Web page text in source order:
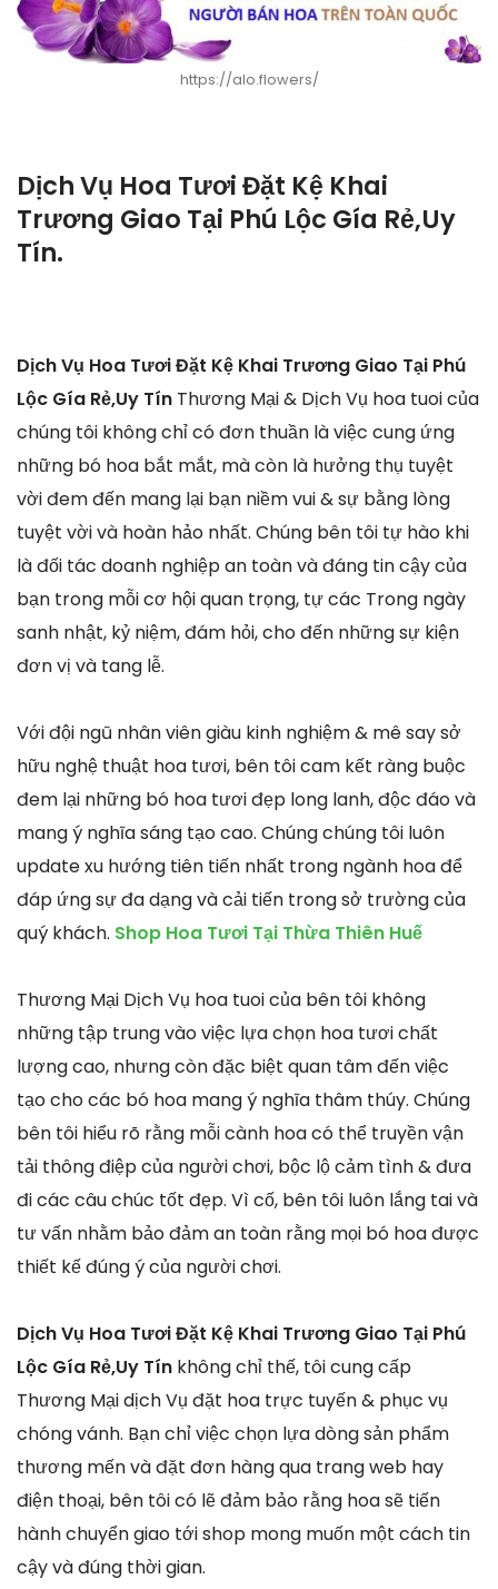
https://alo.flowers/
Dịch Vụ Hoa Tươi Đặt Kệ Khai
Trương Giao Tại Phú Lộc Gía Rẻ,Uy
Tín.
Dịch Vụ Hoa Tươi Đặt Kệ Khai Trương Giao Tại Phú
Lộc Gía Rẻ,Uy Tín Thương Mại & Dịch Vụ hoa tuoi của
chúng tôi không chỉ có đơn thuần là việc cung ứng
những bó hoa bắt mắt, mà còn là hưởng thụ tuyệt
vời đem đến mang lại bạn niềm vui & sự bằng lòng
tuyệt vời và hoàn hảo nhất. Chúng bên tôi tự hào khi
là đối tác doanh nghiệp an toàn và đáng tin cậy của
bạn trong mỗi cơ hội quan trọng, tự các Trong ngày
sanh nhật, kỷ niệm, đám hỏi, cho đến những sự kiện
đơn vị và tang lễ.
Với đội ngũ nhân viên giàu kinh nghiệm & mê say sở
hữu nghệ thuật hoa tươi, bên tôi cam kết ràng buộc
đem lại những bó hoa tươi đẹp long lanh, độc đáo và
mang ý nghĩa sáng tạo cao. Chúng chúng tôi luôn
update xu hướng tiên tiến nhất trong ngành hoa để
đáp ứng sự đa dạng và cải tiến trong sở trường của
quý khách. Shop Hoa Tươi Tại Thừa Thiên Huế
Thương Mại Dịch Vụ hoa tuoi của bên tôi không
những tập trung vào việc lựa chọn hoa tươi chất
lượng cao, nhưng còn đặc biệt quan tâm đến việc
tạo cho các bó hoa mang ý nghĩa thâm thúy. Chúng
bên tôi hiểu rõ rằng mỗi cành hoa có thể truyền vận
tải thông điệp của người chơi, bộc lộ cảm tình & đưa
đi các câu chúc tốt đẹp. Vì cố, bên tôi luôn lắng tai và
tư vấn nhằm bảo đảm an toàn rằng mọi bó hoa được
thiết kế đúng ý của người chơi.
Dịch Vụ Hoa Tươi Đặt Kệ Khai Trương Giao Tại Phú
Lộc Gía Rẻ,Uy Tín không chỉ thế, tôi cung cấp
Thương Mại dịch Vụ đặt hoa trực tuyến & phục vụ
chóng vánh. Bạn chỉ việc chọn lựa dòng sản phẩm
thương mến và đặt đơn hàng qua trang web hay
điện thoại, bên tôi có lẽ đảm bảo rằng hoa sẽ tiến
hành chuyển giao tới shop mong muốn một cách tin
cậy và đúng thời gian.